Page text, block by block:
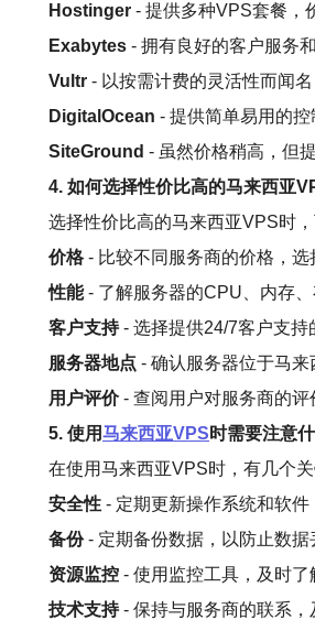
Hostinger - 提供多种VPS套餐，
Exabytes - 拥有良好的客户服务
Vultr - 以按需计费的灵活性而闻
DigitalOcean - 提供简单易用的控
SiteGround - 虽然价格稍高，但
4. 如何选择性价比高的马来西亚
选择性价比高的马来西亚VPS时
价格 - 比较不同服务商的价格，选
性能- 了解服务器的CPU、内存、
客户支持- 选择提供24/7客户支持
服务器地点 - 确认服务器位于马来
用户评价- 查阅用户对服务商的评
5. 使用马来西亚VPS 时需要注意
在使用马来西亚VPS时，有几个关
安全性 - 定期更新操作系统和软件
备份- 定期备份数据，以防止数据
资源监控 - 使用监控工具，及时了
技术支持- 保持与服务商的联系，